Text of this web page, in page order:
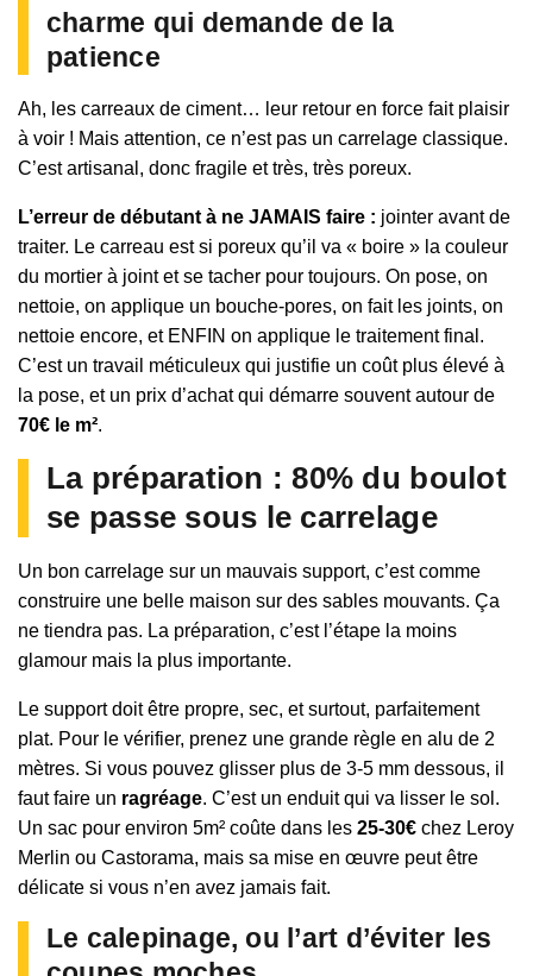
charme qui demande de la
patience
Ah, les carreaux de ciment… leur retour en force fait plaisir
à voir ! Mais attention, ce n’est pas un carrelage classique.
C’est artisanal, donc fragile et très, très poreux.
L’erreur de débutant à ne JAMAIS faire : jointer avant de
traiter. Le carreau est si poreux qu’il va « boire » la couleur
du mortier à joint et se tacher pour toujours. On pose, on
nettoie, on applique un bouche-pores, on fait les joints, on
nettoie encore, et ENFIN on applique le traitement final.
C’est un travail méticuleux qui justifie un coût plus élevé à
la pose, et un prix d’achat qui démarre souvent autour de
70€ le m².
La préparation : 80% du boulot
se passe sous le carrelage
Un bon carrelage sur un mauvais support, c’est comme
construire une belle maison sur des sables mouvants. Ça
ne tiendra pas. La préparation, c’est l’étape la moins
glamour mais la plus importante.
Le support doit être propre, sec, et surtout, parfaitement
plat. Pour le vérifier, prenez une grande règle en alu de 2
mètres. Si vous pouvez glisser plus de 3-5 mm dessous, il
faut faire un ragréage. C’est un enduit qui va lisser le sol.
Un sac pour environ 5m² coûte dans les 25-30€ chez Leroy
Merlin ou Castorama, mais sa mise en œuvre peut être
délicate si vous n’en avez jamais fait.
Le calepinage, ou l’art d’éviter les